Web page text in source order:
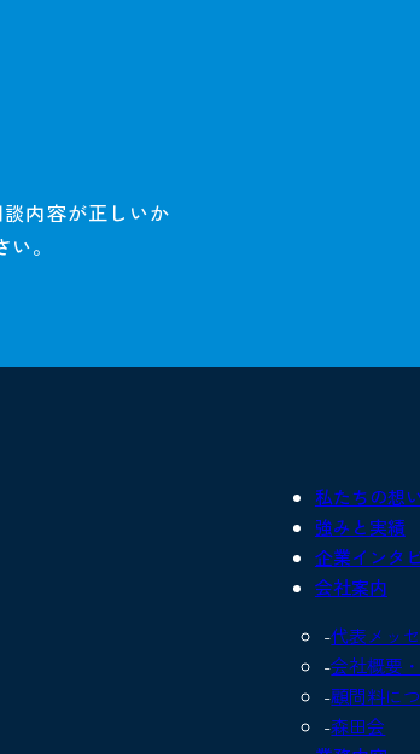
内容が正しいか
。
私たちの想い
強みと実績
企業インタ
会社案内
代表メッ
会社概要
顧問料に
森田会